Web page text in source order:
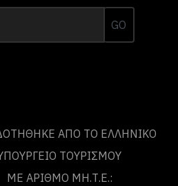
GO
ΑΠΟ ΤO ΕΛΛΗΝΙΚΟ
ΤΟΥΡΙΣΜΟΥ
ΜΕ ΑΡΙΘΜΟ ΜΗ.Τ.Ε.: